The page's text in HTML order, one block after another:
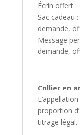
Écrin
Sac
demande,
Message
demande,
Collier en
proportion
titrage légal.